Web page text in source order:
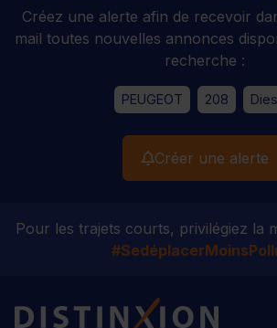
Créez une alerte afin de recevoir
mail toutes nouvelles annonces
recherche :
PEUGEOT 208
Créer une alerte
Pour les trajets courts, privilégiez la
Distinxion